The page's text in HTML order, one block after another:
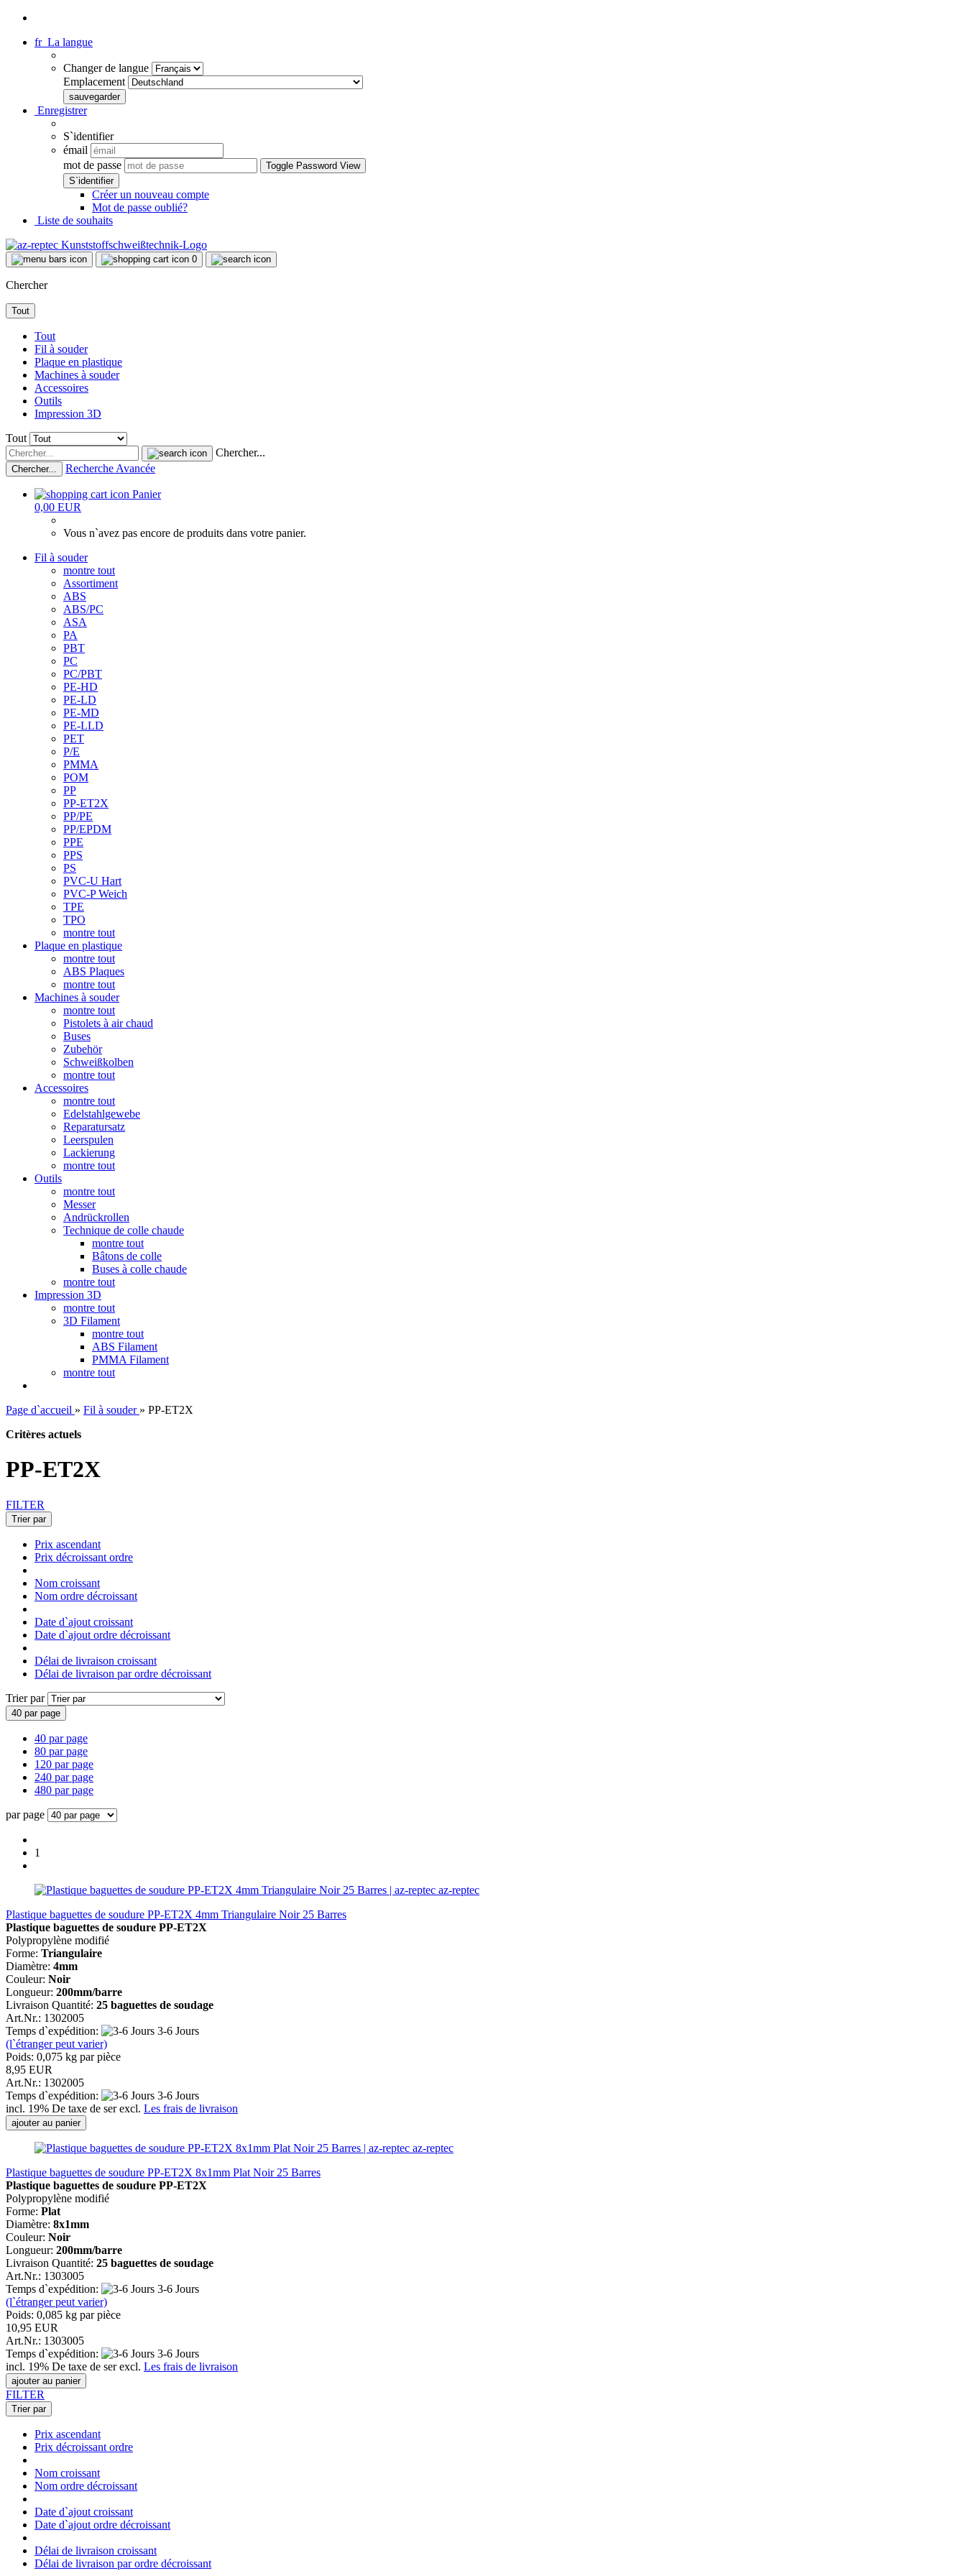
fr La langue
Changer de langue
Emplacement
Enregistrer
S`identifier
émail
mot de passe
Toggle Password View
Créer un nouveau compte
Mot de passe oublié?
Liste de souhaits
0
Chercher
Tout
Tout
Fil à souder
Plaque en plastique
Machines à souder
Accessoires
Outils
Impression 3D
Tout
Chercher...
Chercher... Recherche Avancée
Panier
0,00 EUR
Vous n`avez pas encore de produits dans votre panier.
Fil à souder
montre tout
Assortiment
ABS
ABS/PC
ASA
PA
PBT
PC
PC/PBT
PE-HD
PE-LD
PE-MD
PE-LLD
PET
P/E
PMMA
POM
PP
PP-ET2X
PP/PE
PP/EPDM
PPE
PPS
PS
PVC-U Hart
PVC-P Weich
TPE
TPO
montre tout
Plaque en plastique
montre tout
ABS Plaques
montre tout
Machines à souder
montre tout
Pistolets à air chaud
Buses
Zubehör
Schweißkolben
montre tout
Accessoires
montre tout
Edelstahlgewebe
Reparatursatz
Leerspulen
Lackierung
montre tout
Outils
montre tout
Messer
Andrückrollen
Technique de colle chaude
montre tout
Bâtons de colle
Buses à colle chaude
montre tout
Impression 3D
montre tout
3D Filament
montre tout
ABS Filament
PMMA Filament
montre tout
Page d`accueil » Fil à souder » PP-ET2X
Critères actuels
PP-ET2X
FILTER
Trier par
Prix ascendant
Prix décroissant ordre
Nom croissant
Nom ordre décroissant
Date d`ajout croissant
Date d`ajout ordre décroissant
Délai de livraison croissant
Délai de livraison par ordre décroissant
Trier par
40 par page
40 par page
80 par page
120 par page
240 par page
480 par page
par page
1
az-reptec
Plastique baguettes de soudure PP-ET2X 4mm Triangulaire Noir 25 Barres
Plastique baguettes de soudure PP-ET2X
Polypropylène modifié
Forme: Triangulaire
Diamètre: 4mm
Couleur: Noir
Longueur: 200mm/barre
Livraison Quantité: 25 baguettes de soudage
Art.Nr.: 1302005
Temps d`expédition:
3-6 Jours
(l`étranger peut varier)
Poids: 0,075 kg par pièce
8,95 EUR
Art.Nr.: 1302005
Temps d`expédition:
3-6 Jours
incl. 19% De taxe de ser excl. Les frais de livraison
ajouter au panier
az-reptec
Plastique baguettes de soudure PP-ET2X 8x1mm Plat Noir 25 Barres
Plastique baguettes de soudure PP-ET2X
Polypropylène modifié
Forme: Plat
Diamètre: 8x1mm
Couleur: Noir
Longueur: 200mm/barre
Livraison Quantité: 25 baguettes de soudage
Art.Nr.: 1303005
Temps d`expédition:
3-6 Jours
(l`étranger peut varier)
Poids: 0,085 kg par pièce
10,95 EUR
Art.Nr.: 1303005
Temps d`expédition:
3-6 Jours
incl. 19% De taxe de ser excl. Les frais de livraison
ajouter au panier
FILTER
Trier par
Prix ascendant
Prix décroissant ordre
Nom croissant
Nom ordre décroissant
Date d`ajout croissant
Date d`ajout ordre décroissant
Délai de livraison croissant
Délai de livraison par ordre décroissant